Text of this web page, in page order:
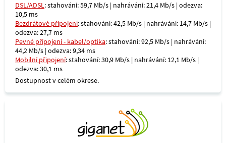
DSL/ADSL: stahování: 59,7 Mb/s | nahrávání: 21,4 Mb/s | odezva:
10,5 ms
Bezdrátové připojení: stahování: 42,5 Mb/s | nahrávání: 14,7 Mb/s |
odezva: 27,7 ms
Pevné připojení - kabel/optika: stahování: 92,5 Mb/s | nahrávání:
44,2 Mb/s | odezva: 9,34 ms
Mobilní připojení: stahování: 30,9 Mb/s | nahrávání: 12,1 Mb/s |
odezva: 30,1 ms
Dostupnost v celém okrese.